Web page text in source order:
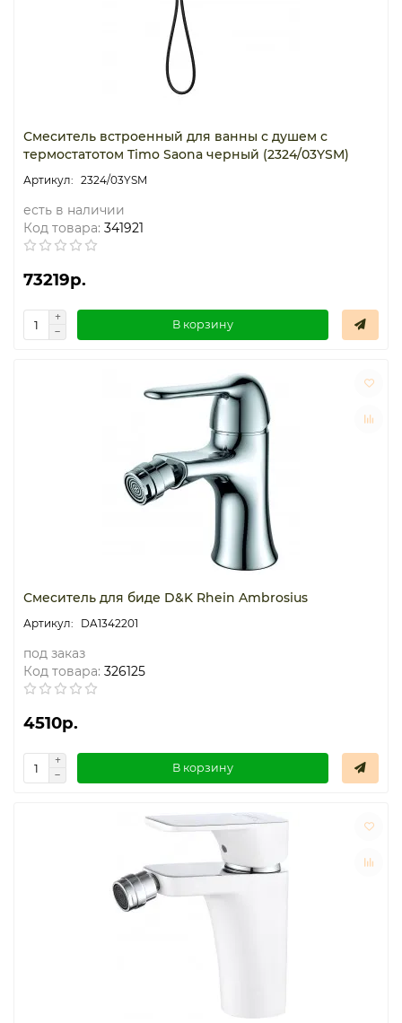
Смеситель встроенный для ванны с душем с
термостатотом Timo Saona черный (2324/03YSM)
2324/03YSM
есть в наличии
Код товара: 341921
73219р.
В корзину
Смеситель для биде D&K Rhein Ambrosius
DA1342201
под заказ
Код товара: 326125
4510р.
В корзину